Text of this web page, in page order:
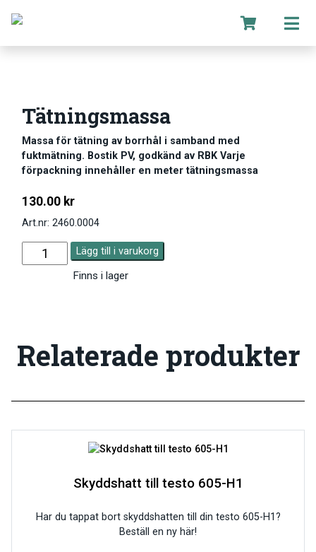
Tätningsmassa
Massa för tätning av borrhål i samband med
fuktmätning. Bostik PV, godkänd av RBK Varje
förpackning innehåller en meter tätningsmassa
130.00 kr
Art.nr: 2460.0004
Lägg till i varukorg
Finns i lager
Relaterade produkter
Skyddshatt till testo 605-H1
Har du tappat bort skyddshatten till din testo 605-H1?
Beställ en ny här!